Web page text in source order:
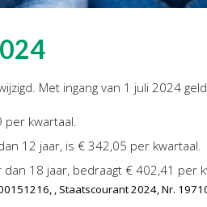
Met ingang van 1 juli 2024
kwartaal.
12 jaar, is € 342,05 per kwartaal.
18 jaar, bedraagt € 402,41 per
, Staatscourant 2024, Nr.